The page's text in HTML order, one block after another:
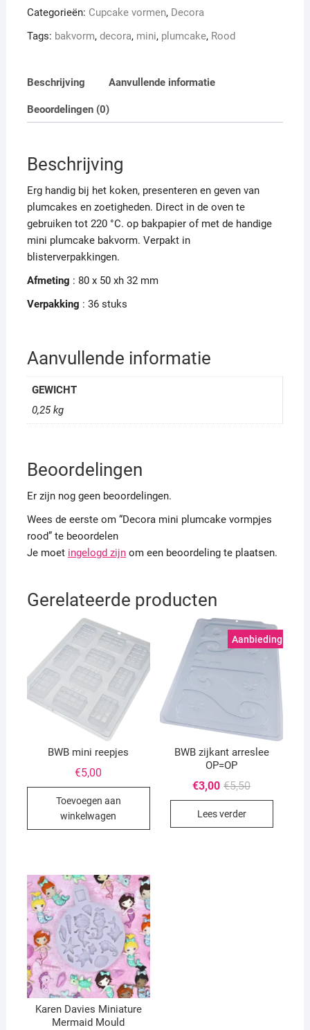
rood
Categorieën: Cupcake vormen, Decora
Tags: bakvorm, decora, mini, plumcake, Rood
Beschrijving Aanvullende informatie
Beoordelingen (0)
Beschrijving
Erg handig bij het koken, presenteren en geven van
plumcakes en zoetigheden. Direct in de oven te
gebruiken tot 220 °C. op bakpapier of met de handige
mini plumcake bakvorm. Verpakt in
blisterverpakkingen.
Afmeting : 80 x 50 xh 32 mm
Verpakking : 36 stuks
Aanvullende informatie
GEWICHT
0,25 kg
Beoordelingen
Er zijn nog geen beoordelingen.
Wees de eerste om “Decora mini plumcake vormpjes
rood” te beoordelen
Je moet ingelogd zijnom een beoordeling te plaatsen.
Gerelateerde producten
BWB mini reepjes
€5,00
Toevoegen aan
winkelwagen
Aanbieding!
BWB zijkant arreslee
OP=OP
€5,50
€3,00
Huidige
Lees verder
Karen Davies Miniature
Mermaid Mould